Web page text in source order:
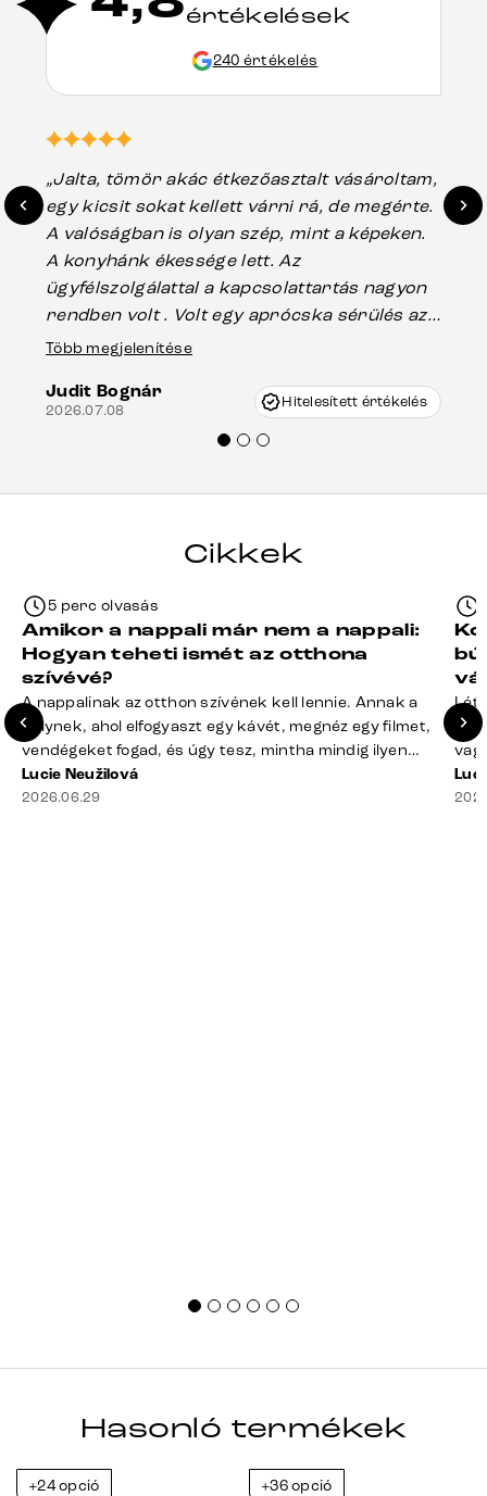
értékelések
240 értékelés
„Jalta, tömör akác étkezőasztalt vásároltam,
egy kicsit sokat kellett várni rá, de megérte.
A valóságban is olyan szép, mint a képeken.
A konyhánk ékessége lett. Az
ügyfélszolgálattal a kapcsolattartás nagyon
rendben volt . Volt egy aprócska sérülés az
asztal talpánál, ami szállításkor
nagyon korrekten jártak el az ügyemben.
Mindenkinek ajánlani tudom a Delife
Több megjelenítése
Judit Bognár
2026.07.08 Hitelesített értékelés
Cikkek
5 perc olvasás
Amikor a nappali már nem a nappali:
Hogyan teheti ismét az otthona
szívévé?
A nappalinak az otthon szívének kell lennie. Annak a
helynek, ahol elfogyaszt egy kávét, megnéz egy filmet,
vendégeket fogad, és úgy tesz, mintha mindig ilyen
rend lenne. A valóság? A takaró félig a kanapén hever,
a távirányító rejtélyes módon eltűnt, a dohányzóasztal
Lucie Neužilová
2026.06.29
Hasonló termékek
+24 opció +36 opció